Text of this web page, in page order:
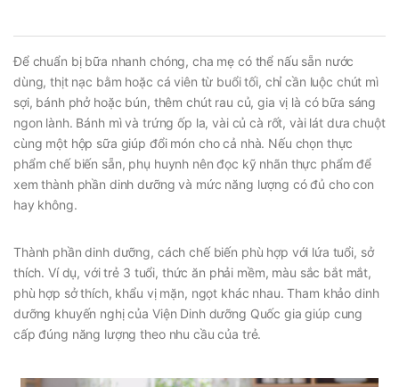
Để chuẩn bị bữa nhanh chóng, cha mẹ có thể nấu sẵn nước
dùng, thịt nạc bằm hoặc cá viên từ buổi tối, chỉ cần luộc chút mì
sợi, bánh phở hoặc bún, thêm chút rau củ, gia vị là có bữa sáng
ngon lành. Bánh mì và trứng ốp la, vài củ cà rốt, vài lát dưa chuột
cùng một hộp sữa giúp đổi món cho cả nhà. Nếu chọn thực
phẩm chế biến sẵn, phụ huynh nên đọc kỹ nhãn thực phẩm để
xem thành phần dinh dưỡng và mức năng lượng có đủ cho con
hay không.
Thành phần dinh dưỡng, cách chế biến phù hợp với lứa tuổi, sở
thích. Ví dụ, với trẻ 3 tuổi, thức ăn phải mềm, màu sắc bắt mắt,
phù hợp sở thích, khẩu vị mặn, ngọt khác nhau. Tham khảo dinh
dưỡng khuyến nghị của Viện Dinh dưỡng Quốc gia giúp cung
cấp đúng năng lượng theo nhu cầu của trẻ.